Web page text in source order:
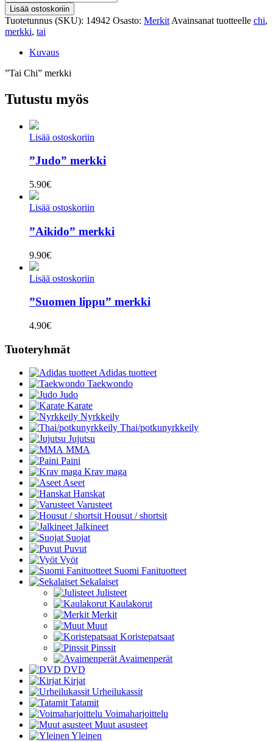
Chi"
merkki
määrä
Lisää ostoskoriin
Tuotetunnus (SKU): 14942 Osasto: Merkit Avainsanat tuotteelle chi,
merkki, tai
Kuvaus
”Tai Chi” merkki
Tutustu myös
Lisää ostoskoriin
”Judo” merkki
5.90€
Lisää ostoskoriin
”Aikido” merkki
9.90€
Lisää ostoskoriin
”Suomen lippu” merkki
4.90€
Tuoteryhmät
Adidas tuotteet
Taekwondo
Judo
Karate
Nyrkkeily
Thai/potkunyrkkeily
Jujutsu
MMA
Paini
Krav maga
Aseet
Hanskat
Varusteet
Housut / shortsit
Jalkineet
Suojat
Puvut
Vyöt
Suomi Fanituotteet
Sekalaiset
Julisteet
Kaulakorut
Merkit
Muut
Koristepatsaat
Pinssit
Avaimenperät
DVD
Kirjat
Urheilukassit
Tatamit
Voimaharjoittelu
Muut asusteet
Yleinen